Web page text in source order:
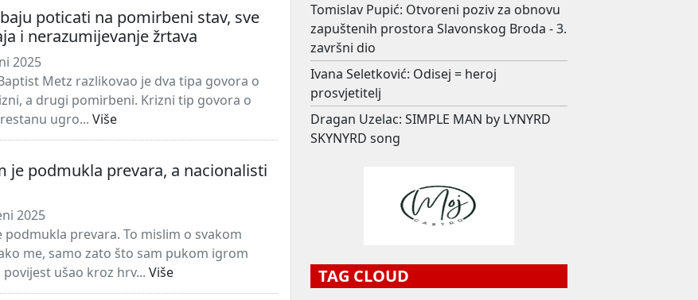
poticati na pomirbeni stav, sve
i nerazumijevanje žrtava
2025
Metz razlikovao je dva tipa govora o
a drugi pomirbeni. Krizni tip govora o
ugro... Više
je podmukla prevara, a nacionalisti
2025
podmukla prevara. To mislim o svakom
me, samo zato što sam pukom igrom
povijest ušao kroz hrv... Više
Tomislav Pupić: Otvoreni poziv za obnovu
zapuštenih prostora Slavonskog Broda - 3.
završni dio
Ivana Seletković: Odisej = heroj
prosvjetitelj
Dragan Uzelac: SIMPLE MAN by LYNYRD
SKYNYRD song
TAG CLOUD